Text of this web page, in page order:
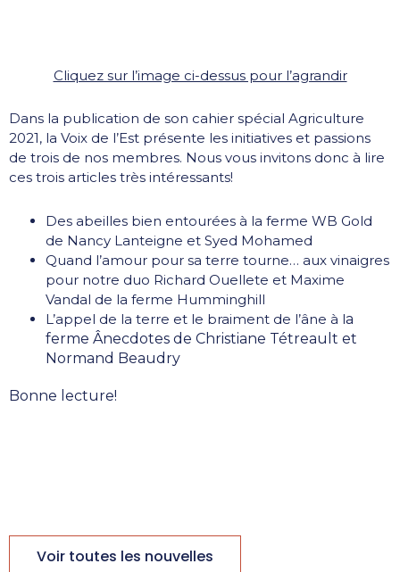
Cliquez sur l’image ci-dessus pour l’agrandir
Dans la publication de son cahier spécial Agriculture
2021, la Voix de l’Est présente les initiatives et passions
de trois de nos membres. Nous vous invitons donc à lire
ces trois articles très intéressants!
Des abeilles bien entourées à la ferme WB Gold
de Nancy Lanteigne et Syed Mohamed
Quand l’amour pour sa terre tourne… aux vinaigres
pour notre duo Richard Ouellete et Maxime
Vandal de la ferme Humminghill
L’appel de la terre et le braiment de l’âne à la
ferme Ânecdotes de Christiane Tétreault et
Normand Beaudry
Bonne lecture!
Voir toutes les nouvelles